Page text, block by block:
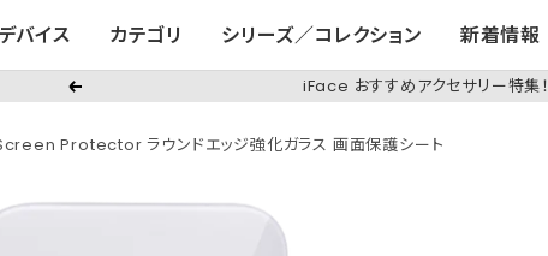
デバイス カテゴリ シリーズ／コレクション 新着情報
戻
iFace おすすめアクセサリー特集！
Protector ラウンドエッジ強化ガラス 画面保護シート